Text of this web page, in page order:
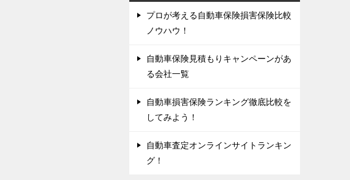
プロが考える自動車保険損害保険比較
ノウハウ！
自動車保険見積もりキャンペーンがあ
る会社一覧
自動車損害保険ランキング徹底比較を
してみよう！
自動車査定オンラインサイトランキン
グ！